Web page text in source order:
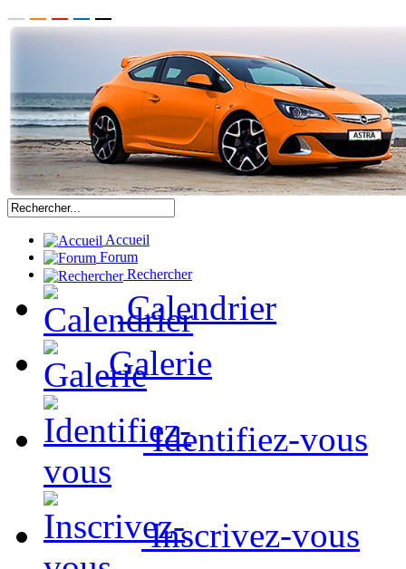
Accueil
Forum
Rechercher
Calendrier
Galerie
Identifiez-vous
Inscrivez-vous